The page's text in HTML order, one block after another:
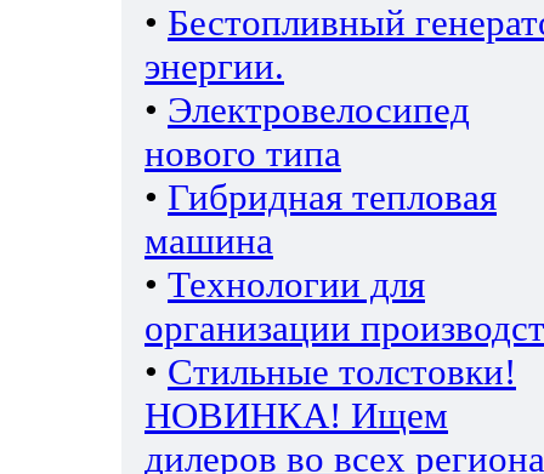
• Бестопливный
энергии.
• Электровелосипед
нового типа
• Гибридная тепловая
машина
• Технологии для
организации
• Стильные толстовки!
НОВИНКА! Ищем
дилеров во всех